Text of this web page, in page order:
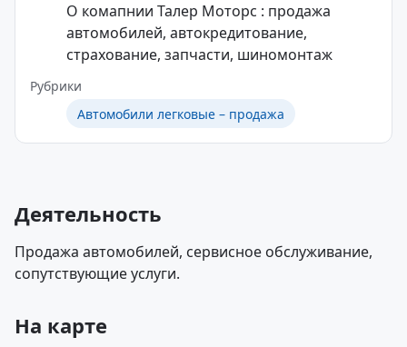
О комапнии Талер Моторс : продажа
автомобилей, автокредитование,
страхование, запчасти, шиномонтаж
Рубрики
Автомобили легковые – продажа
Деятельность
Продажа автомобилей, сервисное обслуживание,
сопутствующие услуги.
На карте